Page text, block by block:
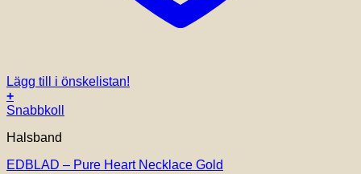
Lägg till i önskelistan!
+
Snabbkoll
Halsband
EDBLAD – Pure Heart Necklace Gold